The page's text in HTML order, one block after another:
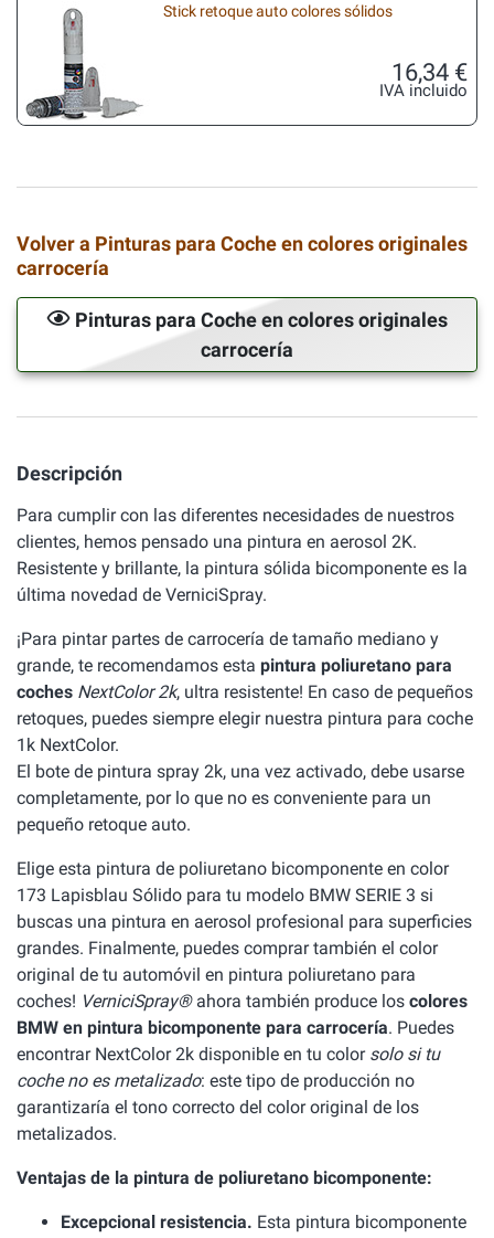
Stick retoque auto colores sólidos
16,34 €
IVA incluido
Volver a Pinturas para Coche en colores originales
carrocería
Pinturas para Coche en colores originales
carrocería
Descripción
Para cumplir con las diferentes necesidades de nuestros
clientes, hemos pensado una pintura en aerosol 2K.
Resistente y brillante, la pintura sólida bicomponente es la
última novedad de VerniciSpray.
¡Para pintar partes de carrocería de tamaño mediano y
grande, te recomendamos esta pintura poliuretano para
coches NextColor 2k, ultra resistente! En caso de pequeños
retoques, puedes siempre elegir nuestra pintura para coche
1k NextColor.
El bote de pintura spray 2k, una vez activado, debe usarse
completamente, por lo que no es conveniente para un
pequeño retoque auto.
Elige esta pintura de poliuretano bicomponente en color
173 Lapisblau Sólido para tu modelo BMW SERIE 3 si
buscas una pintura en aerosol profesional para superficies
grandes. Finalmente, puedes comprar también el color
original de tu automóvil en pintura poliuretano para
coches! VerniciSpray®ahora también produce los colores
BMW en pintura bicomponente para carrocería. Puedes
encontrar NextColor 2k disponible en tu color solo si tu
coche no es metalizado: este tipo de producción no
garantizaría el tono correcto del color original de los
metalizados.
Ventajas de la pintura de poliuretano bicomponente:
Excepcional resistencia. Esta pintura bicomponente